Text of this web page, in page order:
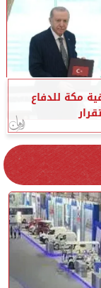
مكة للدفاع